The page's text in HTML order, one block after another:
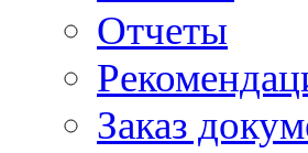
Отчеты
Заказ